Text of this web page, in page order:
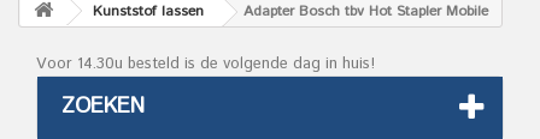
Kunststof lassen Adapter Bosch tbv Hot Stapler Mobile
Voor 14.30u besteld is de volgende dag in huis!
ZOEKEN